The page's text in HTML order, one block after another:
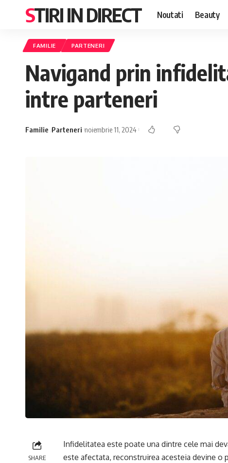
STIRI IN DIRECT Noutati Beauty
FAMILIE PARTENERI
Navigand prin
intre parteneri
Familie Parteneri noiembrie 11, 2024
SHARE
Infidelitatea este poate una dintre cele mai
este afectata, reconstruirea acesteia devine o